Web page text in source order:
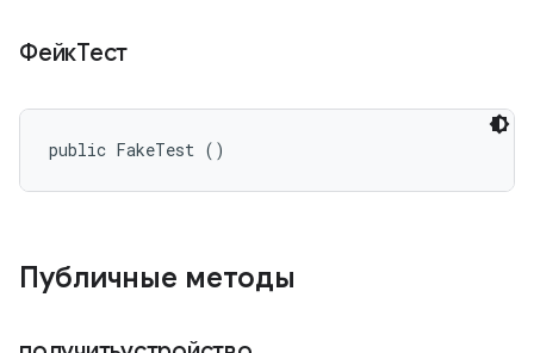
ФейкТест
public FakeTest ()
Публичные методы